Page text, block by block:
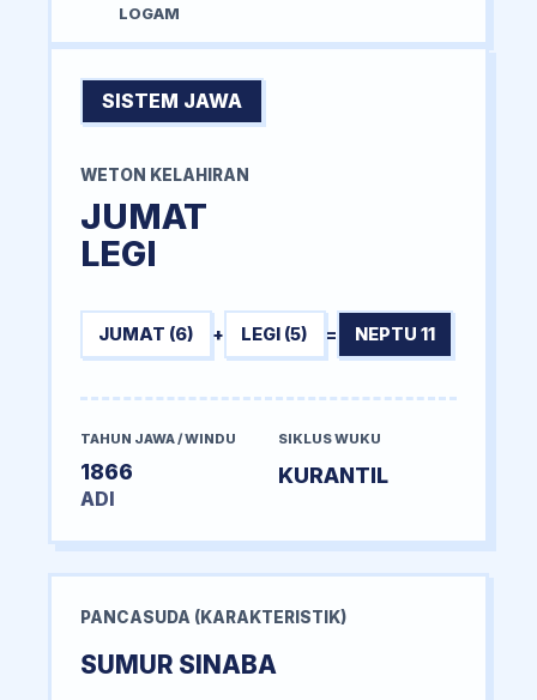
LOGAM
SISTEM JAWA
WETON KELAHIRAN
JUMAT
LEGI
JUMAT (6) + LEGI (5) = NEPTU 11
TAHUN JAWA / WINDU
1866
ADI
SIKLUS WUKU
KURANTIL
PANCASUDA (KARAKTERISTIK)
SUMUR SINABA